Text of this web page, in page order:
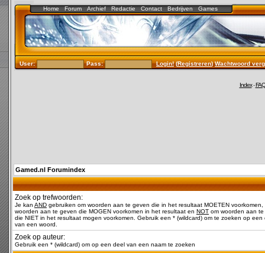
Home Forum Archief Redactie Contact Bedrijven Games
User: Pass: Login!(Registreren)Wachtwoord
Index-FAQ
Gamed.nl Forumindex
Zoek op trefwoorden:
Je kan AND gebruiken om woorden aan te geven die in het resultaat MOETEN voorkomen,
woorden aan te geven die MOGEN voorkomen in het resultaat en NOT om woorden aan
die NIET in het resultaat mogen voorkomen. Gebruik een * (wildcard) om te zoeken op een
van een woord.
Zoek op auteur:
Gebruik een * (wildcard) om op een deel van een naam te zoeken